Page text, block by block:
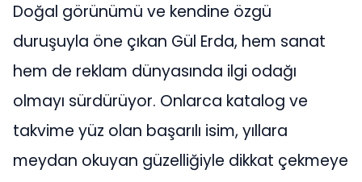
Doğal görünümü ve kendine özgü
duruşuyla öne çıkan Gül Erda, hem sanat
hem de reklam dünyasında ilgi odağı
olmayı sürdürüyor. Onlarca katalog ve
takvime yüz olan başarılı isim, yıllara
meydan okuyan güzelliğiyle dikkat çekmeye